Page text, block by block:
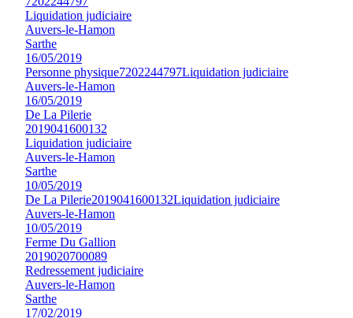
Liquidation judiciaire
Auvers-le-Hamon
Sarthe
16/05/2019
Personne physique7202244797Liquidation judiciaire
Auvers-le-Hamon
16/05/2019
De La Pilerie
2019041600132
Liquidation judiciaire
Auvers-le-Hamon
Sarthe
10/05/2019
De La Pilerie2019041600132Liquidation judiciaire
Auvers-le-Hamon
10/05/2019
Ferme Du Gallion
2019020700089
Redressement judiciaire
Auvers-le-Hamon
Sarthe
17/02/2019